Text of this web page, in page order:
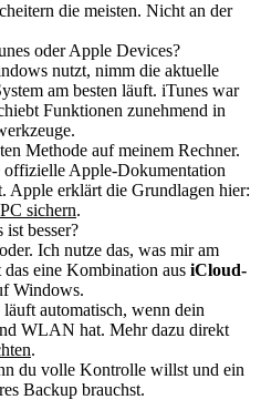
die meisten. Nicht an der
oder Apple Devices?
nutzt, nimm die aktuelle
am besten läuft. iTunes war
Funktionen zunehmend in
Methode auf meinem Rechner.
offizielle Apple-Dokumentation
erklärt die Grundlagen hier:
sichern.
besser?
Ich nutze das, was mir am
eine Kombination aus iCloud-
Windows.
automatisch, wenn dein
WLAN hat. Mehr dazu direkt
.
du volle Kontrolle willst und ein
Backup brauchst.